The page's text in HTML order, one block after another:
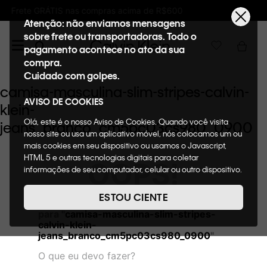
Ganhe 10% de GIFTBACK
Atenção: não enviamos mensagens
sobre frete ou transportadoras. Todo o
pagamento acontece no ato da sua
compra.
Cuidado com golpes.
AVISO DE COOKIES
Olá, este é o nosso Aviso de Cookies. Quando você visita
nosso site ou usa um aplicativo móvel, nós colocamos um ou
mais cookies em seu dispositivo ou usamos o Javascript,
HTML 5 e outras tecnologias digitais para coletar
informações de seu computador, celular ou outro dispositivo.
de cookies, informaremos quais cookies usaremos e quais
suas funções. A forma como processamos os dados
nosso Aviso de Privacidade. Quando você visita nosso site,
consideraremos isso como sua solicitação específica para
fornecer a você toda a funcionalidade do site, incluindo,
entre outros, a capacidade de comprar um item em nossa
ESTOU CIENTE
camisa-masculina-slim-stripes-calvin-
klein-
jeans_branco_cm5pc03cs980_0900
OOPS!
Não encontramos nenhum resultado
calvin-klein-
jeans_branco_cm5pc03cs980_0900"
O que eu devo fazer?